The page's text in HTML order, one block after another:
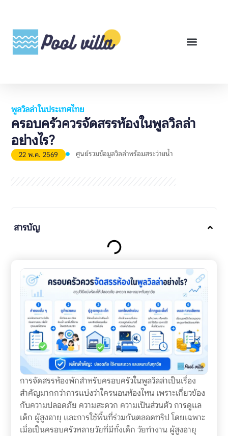
พูลวิลล่าในประเทศไทย
ครอบครัวควรจัดสรรห้องในพูลวิลล่า
อย่างไร?
22 พ.ค. 2569 ศูนย์รวมข้อมูลวิลล่าพร้อมสระว่ายน้ำ
สารบัญ
การจัดสรรห้องพักสำหรับครอบครัวในพูลวิลล่าเป็นเรื่อง
สำคัญมากกว่าการแบ่งว่าใครนอนห้องไหน เพราะเกี่ยวข้อง
กับความปลอดภัย ความสะดวก ความเป็นส่วนตัว การดูแล
เด็ก ผู้สูงอายุ และการใช้พื้นที่ร่วมกันตลอดทริป โดยเฉพาะ
เมื่อเป็นครอบครัวหลายวัยที่มีทั้งเด็ก วัยทำงาน ผู้สูงอายุ